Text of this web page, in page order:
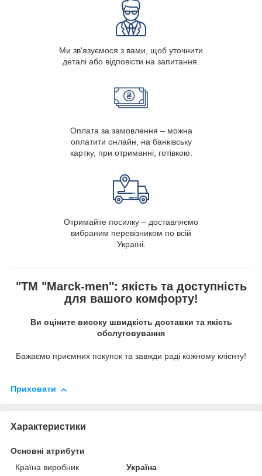
Ми зв'язуємося з вами, щоб уточнити
деталі або відповісти на запитання.
Оплата за замовлення – можна
оплатити онлайн, на банківську
картку, при отриманні, готівкою.
Отримайте посилку – доставляємо
вибраним перевізником по всій
Україні.
"ТМ "Marck-men": якість та доступність
для вашого комфорту!
Ви оціните високу швидкість доставки та якість
обслуговування
Бажаємо приємних покупок та завжди раді кожному клієнту!
Приховати
Характеристики
Основні атрибути
Країна виробник
Україна